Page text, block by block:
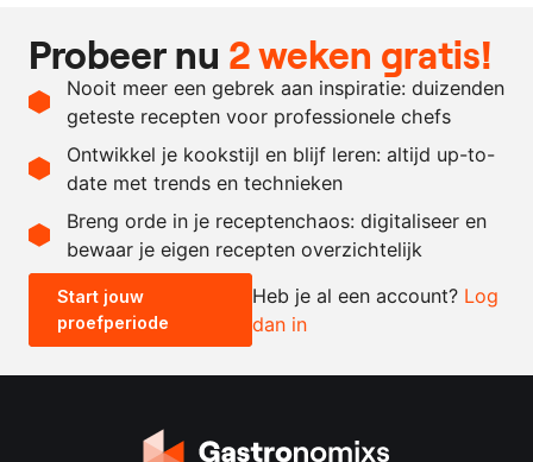
30
gram
cacaopoeder
60
gram
eidooier
Recept omrekenen
- +
0.5x 1x 2x
Probeer nu 2 weken gratis!
Nooit meer een gebrek aan inspiratie: duizenden
geteste recepten voor professionele chefs
Ontwikkel je kookstijl en blijf leren: altijd up-to-
date met trends en technieken
Breng orde in je receptenchaos: digitaliseer en
bewaar je eigen recepten overzichtelijk
Start jouw
proefperiode
Heb je al een account? Log
dan in